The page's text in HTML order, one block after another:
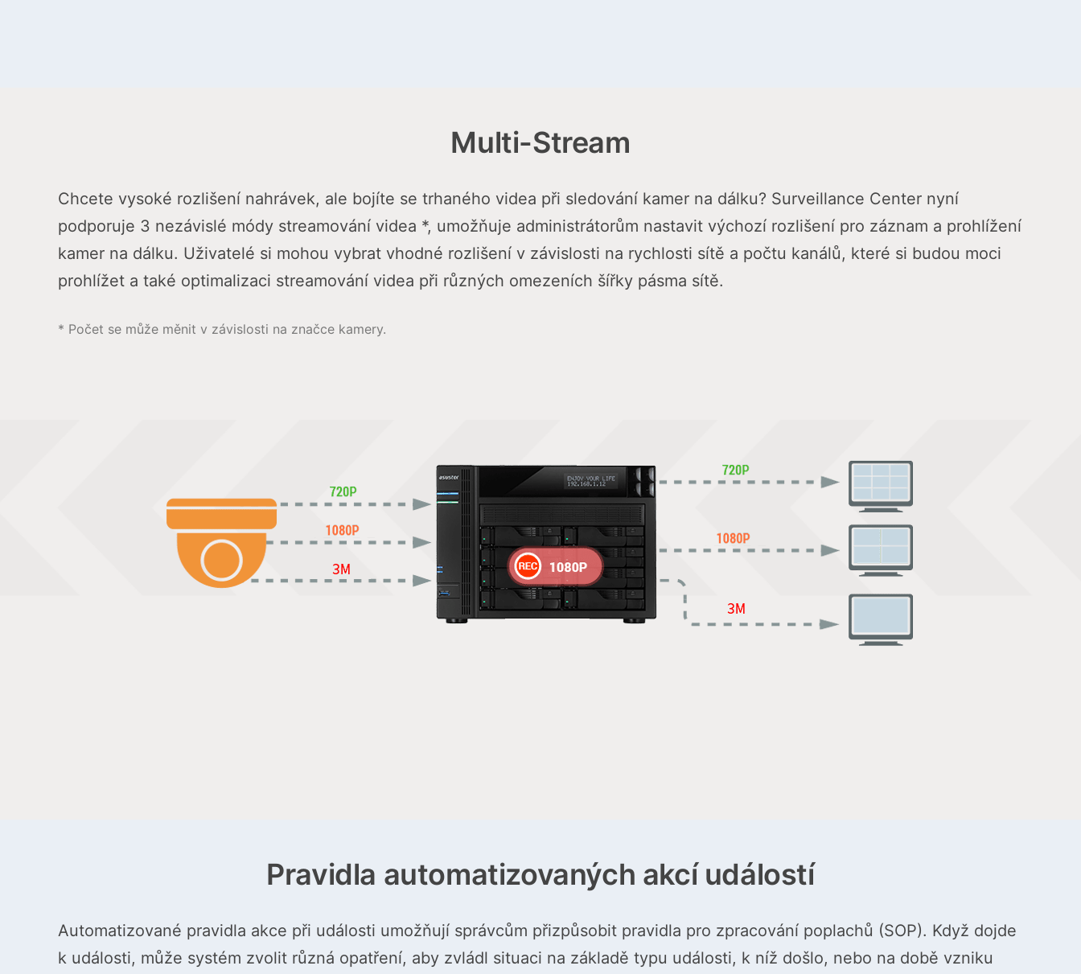
Multi-Stream
Chcete vysoké rozlišení nahrávek, ale bojíte se trhaného videa při sledování kamer na dálku? Surveillance Center nyní
podporuje 3 nezávislé módy streamování videa *, umožňuje administrátorům nastavit výchozí rozlišení pro záznam a prohlížení
kamer na dálku. Uživatelé si mohou vybrat vhodné rozlišení v závislosti na rychlosti sítě a počtu kanálů, které si budou moci
prohlížet a také optimalizaci streamování videa při různých omezeních šířky pásma sítě.
* Počet se může měnit v závislosti na značce kamery.
Pravidla automatizovaných akcí událostí
Automatizované pravidla akce při události umožňují správcům přizpůsobit pravidla pro zpracování poplachů (SOP). Když dojde
k události, může systém zvolit různá opatření, aby zvládl situaci na základě typu události, k níž došlo, nebo na době vzniku